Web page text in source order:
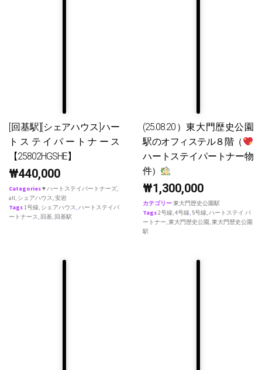
[回基駅][シェアハウス]ハー
トステイパートナース
【25802HGSHE】
₩440,000
Categories♥ ハートステイパートナーズ,
all, シェアハウス,安岩
Tags1号線, シェアハウス,ハートステイパ
ートナース, 回基, 回基駅
(25.08.20）東大門歴史公園
駅のオフィステル８階（
ハートステイパートナー物
件）
₩1,300,000
カテゴリー東大門歴史公園駅
Tags2号線,4号線, 5号線,ハートステイ パ
ートナー,東大門歴史公園 ,東大門歴史公園
駅